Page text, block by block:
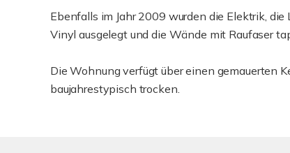
Ebenfalls im Jahr 2009 wurden die Elektrik,
Vinyl ausgelegt und die Wände mit Raufaser
Die Wohnung verfügt über einen gemauerten
baujahrestypisch trocken.